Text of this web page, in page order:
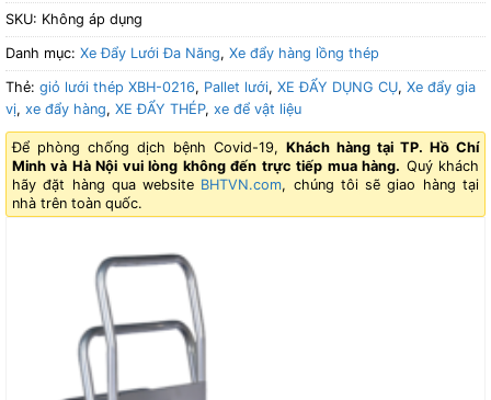
SKU: Không áp dụng
Danh mục: Xe Đẩy Lưới Đa Năng, Xe đẩy hàng lồng thép
Thẻ: giỏ lưới thép XBH-0216, Pallet lưới, XE ĐẨY DỤNG CỤ, Xe đẩy gia
vị, xe đẩy hàng, XE ĐẨY THÉP, xe để vật liệu
Để phòng chống dịch bệnh Covid-19, Khách hàng tại TP. Hồ Chí
Minh và Hà Nội vui lòng không đến trực tiếp mua hàng. Quý khách
hãy đặt hàng qua website BHTVN.com, chúng tôi sẽ giao hàng tại
nhà trên toàn quốc.